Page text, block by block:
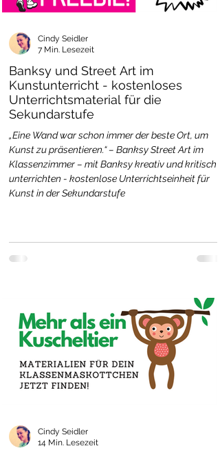
Banksy und Street Art im
Kunstunterricht - kostenloses
Unterrichtsmaterial für die
Sekundarstufe
„Eine Wand war schon immer der beste Ort, um
Kunst zu präsentieren.“ – Banksy Street Art im
Klassenzimmer – mit Banksy kreativ und kritisch
unterrichten - kostenlose Unterrichtseinheit für
Kunst in der Sekundarstufe
Cindy Seidler
7 Min. Lesezeit
Cindy Seidler
14 Min. Lesezeit